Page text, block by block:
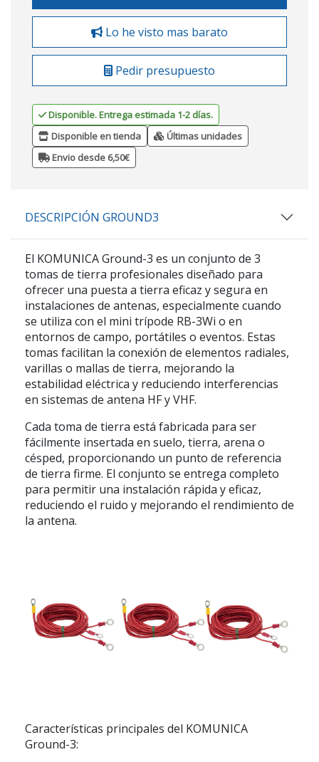
Lo he visto mas barato
Pedir presupuesto
Disponible. Entrega estimada 1-2 días.
Disponible en tienda
Últimas unidades
Envio desde 6,50€
DESCRIPCIÓN GROUND3
El KOMUNICA Ground-3 es un conjunto de 3
tomas de tierra profesionales diseñado para
ofrecer una puesta a tierra eficaz y segura en
instalaciones de antenas, especialmente cuando
se utiliza con el mini trípode RB-3Wi o en
entornos de campo, portátiles o eventos. Estas
tomas facilitan la conexión de elementos radiales,
varillas o mallas de tierra, mejorando la
estabilidad eléctrica y reduciendo interferencias
en sistemas de antena HF y VHF.
Cada toma de tierra está fabricada para ser
fácilmente insertada en suelo, tierra, arena o
césped, proporcionando un punto de referencia
de tierra firme. El conjunto se entrega completo
para permitir una instalación rápida y eficaz,
reduciendo el ruido y mejorando el rendimiento de
la antena.
Características principales del KOMUNICA
Ground-3: